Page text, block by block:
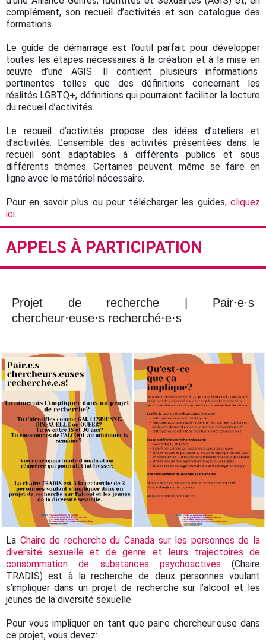
complément, son recueil d’activités et son catalogue des
formations.
Le guide de démarrage est l’outil parfait pour développer
toutes les étapes nécessaires à la création et à la mise en
œuvre d’une AGIS. Il contient plusieurs informations
pertinentes telles que des définitions concernant les
réalités LGBTQ+, définitions qui pourraient faciliter la lecture
du recueil d’activités.
Le recueil d’activités propose des idées d’ateliers et
d’activités. L’ensemble des activités présentées dans le
recueil sont adaptables à différents publics et sous
différents thèmes. Certaines peuvent même se faire en
ligne avec le matériel nécessaire.
Pour en savoir plus ou pour télécharger les guides, cliquez
ici.
APPELS À PARTICIPATION
Projet de recherche | Pair·e·s
chercheur·euse·s recherché·e·s
La Chaire de recherche du Canada sur les personnes de la
diversité sexuelle et de genre et leurs trajectoires de
consommation de substances psychoactives (Chaire
TRADIS) est à la recherche de deux personnes voulant
s’impliquer dans un projet de recherche sur l’alcool et les
jeunes de la diversité sexuelle.
Pour vous impliquer en tant que pair·e chercheur·euse dans
ce projet, vous devez: